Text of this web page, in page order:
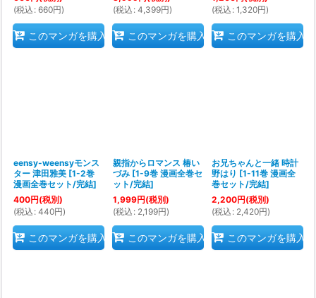
(税込 : 660円)
このマンガを購入
(税込 : 4,399円)
このマンガを購入
(税込 : 1,320円)
このマンガを購入
eensy-weensyモンス
ター 津田雅美 [1-2巻
漫画全巻セット/完結]
400円(税別)
(税込 : 440円)
このマンガを購入
親指からロマンス 椿い
づみ [1-9巻 漫画全巻セ
ット/完結]
1,999円(税別)
(税込 : 2,199円)
このマンガを購入
お兄ちゃんと一緒 時計
野はり [1-11巻 漫画全
巻セット/完結]
2,200円(税別)
(税込 : 2,420円)
このマンガを購入